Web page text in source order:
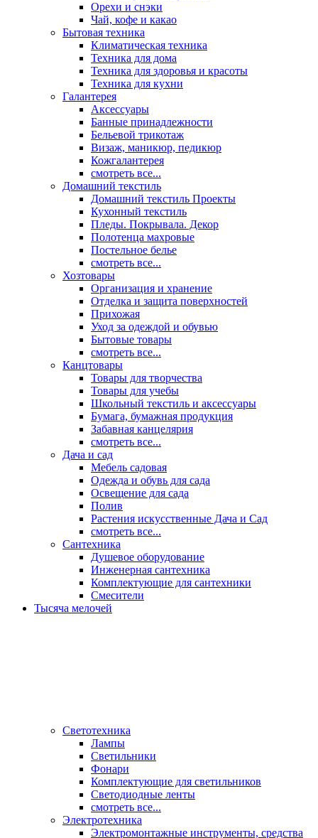
Орехи и снэки
Чай, кофе и какао
Бытовая техника
Климатическая техника
Техника для дома
Техника для здоровья и красоты
Техника для кухни
Галантерея
Аксессуары
Банные принадлежности
Бельевой трикотаж
Визаж, маникюр, педикюр
Кожгалантерея
смотреть все...
Домашний текстиль
Домашний текстиль Проекты
Кухонный текстиль
Пледы. Покрывала. Декор
Полотенца махровые
Постельное белье
смотреть все...
Хозтовары
Организация и хранение
Отделка и защита поверхностей
Прихожая
Уход за одеждой и обувью
Бытовые товары
смотреть все...
Канцтовары
Товары для творчества
Товары для учебы
Школьный текстиль и аксессуары
Бумага, бумажная продукция
Забавная канцелярия
смотреть все...
Дача и сад
Мебель садовая
Одежда и обувь для сада
Освещение для сада
Полив
Растения искусственные Дача и Сад
смотреть все...
Сантехника
Душевое оборудование
Инженерная сантехника
Комплектующие для сантехники
Смесители
Тысяча мелочей
Светотехника
Лампы
Светильники
Фонари
Комплектующие для светильников
Светодиодные ленты
смотреть все...
Электротехника
Электромонтажные инструменты, средства